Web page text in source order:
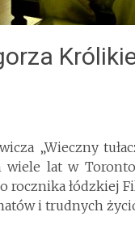
„Wieczny
lat w
łódzkiej
i trudnych